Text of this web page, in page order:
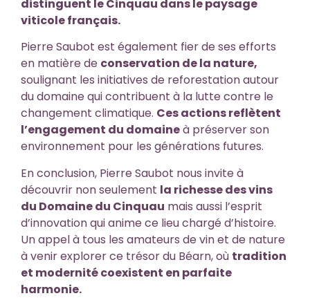
distinguent le Cinquau dans le paysage
viticole français.
Pierre Saubot est également fier de ses efforts
en matière de conservation de la nature,
soulignant les initiatives de reforestation autour
du domaine qui contribuent à la lutte contre le
changement climatique. Ces actions reflètent
l’engagement du domaineà préserver son
environnement pour les générations futures.
En conclusion, Pierre Saubot nous invite à
découvrir non seulement la richesse des vins
du Domaine du Cinquau mais aussi l’esprit
d’innovation qui anime ce lieu chargé d’histoire.
Un appel à tous les amateurs de vin et de nature
à venir explorer ce trésor du Béarn, où tradition
et modernité coexistent en parfaite
harmonie.